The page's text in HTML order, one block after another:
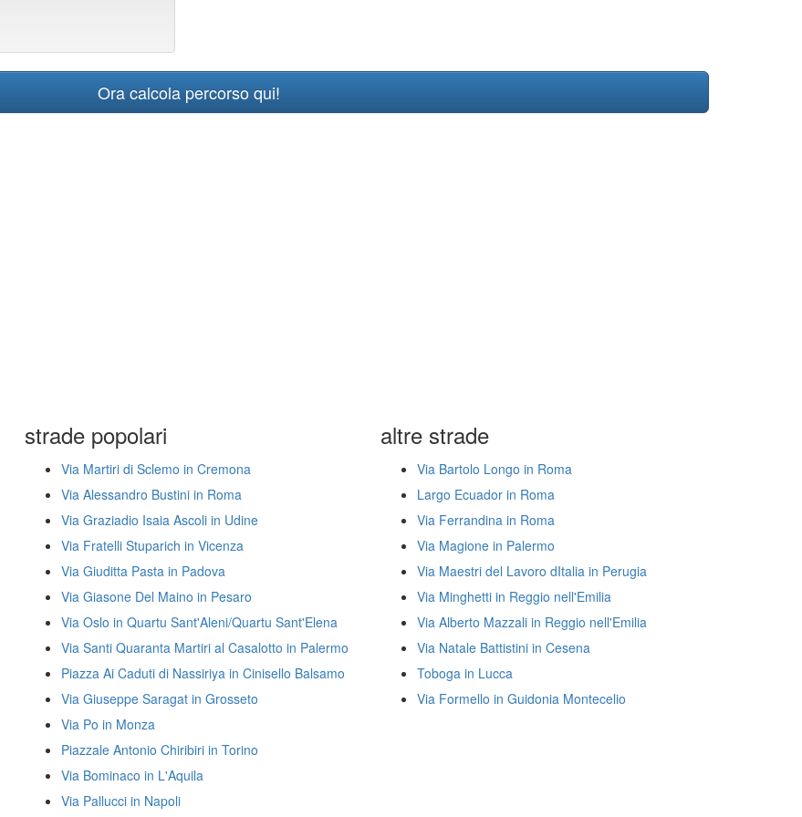
Ora calcola percorso qui!
strade popolari
Via Martiri di Sclemo in Cremona
Via Alessandro Bustini in Roma
Via Graziadio Isaia Ascoli in Udine
Via Fratelli Stuparich in Vicenza
Via Giuditta Pasta in Padova
Via Giasone Del Maino in Pesaro
Via Oslo in Quartu Sant'Aleni/Quartu Sant'Elena
Via Santi Quaranta Martiri al Casalotto in Palermo
Piazza Ai Caduti di Nassiriya in Cinisello Balsamo
Via Giuseppe Saragat in Grosseto
Via Po in Monza
Piazzale Antonio Chiribiri in Torino
Via Bominaco in L'Aquila
Via Pallucci in Napoli
altre strade
Via Bartolo Longo in Roma
Largo Ecuador in Roma
Via Ferrandina in Roma
Via Magione in Palermo
Via Maestri del Lavoro dItalia in Perugia
Via Minghetti in Reggio nell'Emilia
Via Alberto Mazzali in Reggio nell'Emilia
Via Natale Battistini in Cesena
Toboga in Lucca
Via Formello in Guidonia Montecelio